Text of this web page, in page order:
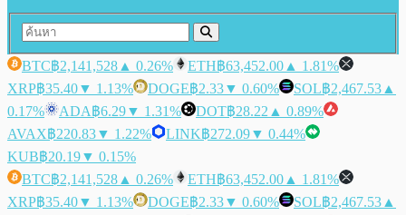
BTC฿2,141,528 ▲ 0.26% ETH฿63,452.00 ▲ 1.81%
XRP฿35.40▼ 1.13% DOGE฿2.33▼ 0.60% SOL฿2,467.53 ▲
0.17%
ADA฿6.29▼ 1.31% DOT฿28.22 ▲ 0.89%
AVAX฿220.83▼ 1.22% LINK฿272.09▼ 0.44%
KUB฿20.19▼ 0.15%
BTC฿2,141,528 ▲ 0.26% ETH฿63,452.00 ▲ 1.81%
XRP฿35.40▼ 1.13% DOGE฿2.33▼ 0.60% SOL฿2,467.53 ▲